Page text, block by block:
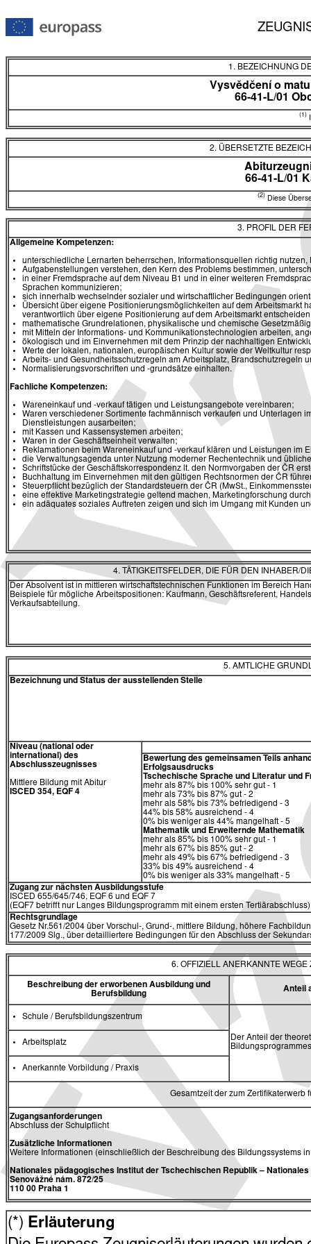
1. BEZEICHNUNG
Vysvědčení o
66-41-L/01
(1)
2. ÜBERSETZTE
66-41-L/01
(2) Diese
3. PROFIL DER
Allgemeine Kompetenzen:
unterschiedliche Lernarten beherrschen, Informationsquellen richtig nutzen,
Aufgabenstellungen verstehen, den Kern des Problems bestimmen,
in einer Fremdsprache auf dem Niveau B1 und in einer weiteren
Sprachen kommunizieren;
sich innerhalb wechselnder sozialer und wirtschaftlicher Bedingungen
Übersicht über eigene Positionierungsmöglichkeiten auf dem Arbeitsmarkt
verantwortlich über eigene Positionierung auf dem Arbeitsmarkt
mathematische Grundrelationen, physikalische und chemische
mit Mitteln der Informations- und Kommunikationstechnologien arbeiten,
ökologisch und im Einvernehmen mit dem Prinzip der nachhaltigen
Werte der lokalen, nationalen, europäischen Kultur sowie der Weltkultur
Arbeits- und Gesundheitsschutzregeln am Arbeitsplatz, Brandschutzregeln
Normalisierungsvorschriften und -grundsätze einhalten.
Fachliche Kompetenzen:
Wareneinkauf und -verkauf tätigen und Leistungsangebote vereinbaren;
Waren verschiedener Sortimente fachmännisch verkaufen und Unterlagen
Dienstleistungen ausarbeiten;
mit Kassen und Kassensystemen arbeiten;
Waren in der Geschäftseinheit verwalten;
Reklamationen beim Wareneinkauf und -verkauf klären und Leistungen im
die Verwaltungsagenda unter Nutzung moderner Rechentechnik und
Schriftstücke der Geschäftskorrespondenz lt. den Normvorgaben der ČR
Buchhaltung im Einvernehmen mit den gültigen Rechtsnormen der ČR
Steuerpflicht bezüglich der Standardsteuern der ČR (MwSt.,
eine effektive Marketingstrategie geltend machen, Marketingforschung
ein adäquates soziales Auftreten zeigen und sich im Umgang mit Kunden
4. TÄTIGKEITSFELDER, DIE FÜR DEN INHABER/
Der Absolvent ist in mittleren wirtschaftstechnischen Funktionen im Bereich
Beispiele für mögliche Arbeitspositionen: Kaufmann, Geschäftsreferent,
Verkaufsabteilung.
5. AMTLICHE
Bezeichnung und Status der ausstellenden Stelle
Niveau (national oder
international) des
Abschlusszeugnisses
Mittlere Bildung mit Abitur
ISCED 354, EQF 4
Bewertung des gemeinsamen Teils
Erfolgsausdrucks
Tschechische Sprache und Literatur und
mehr als 87% bis 100% sehr gut - 1
mehr als 73% bis 87% gut - 2
mehr als 58% bis 73% befriedigend - 3
44% bis 58% ausreichend - 4
0% bis weniger als 44% mangelhaft - 5
Mathematik und Erweiternde Mathematik
mehr als 85% bis 100% sehr gut - 1
mehr als 67% bis 85% gut - 2
mehr als 49% bis 67% befriedigend - 3
33% bis 49% ausreichend - 4
0% bis weniger als 33% mangelhaft - 5
Zugang zur nächsten Ausbildungsstufe
ISCED 655/645/746, EQF 6 und EQF 7
(EQF7 betrifft nur Langes Bildungsprogramm mit einem ersten Tertiärabschluss)
Rechtsgrundlage
Gesetz Nr.561/2004 über Vorschul-, Grund-, mittlere Bildung, höhere
177/2009 Slg., über detailliertere Bedingungen für den Abschluss der
6. OFFIZIELL ANERKANNTE
Beschreibung der erworbenen Ausbildung und
Berufsbildung
Anteil
Schule / Berufsbildungszentrum
Der Anteil der
Arbeitsplatz
Anerkannte Vorbildung / Praxis
Gesamtzeit der zum
Zugangsanforderungen
Abschluss der Schulpflicht
Zusätzliche Informationen
Weitere Informationen (einschließlich der Beschreibung des Bildungssystems
Nationales pädagogisches Institut der Tschechischen Republik–
Senovážné nám. 872/25
110 00 Praha 1
(*) Erläuterung